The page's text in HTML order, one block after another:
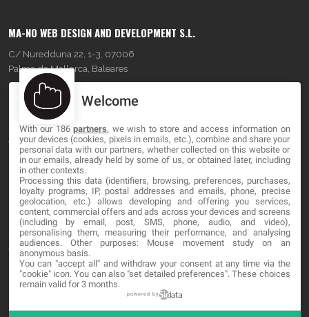
MA-NO WEB DESIGN AND DEVELOPMENT S.L.
C/ Nuredduna 22, 1-3, 07006
Palma de Mallorca, Baleares
OUR COMPANY
About
Blog
Contact
LEGAL
Terminos y Condiciones
Política de Privacidad
Welcome
With our 186partners, we wish to store and access information on
your devices (cookies, pixels in emails, etc.), combine and share your
personal data with our partners, whether collected on this website or
in our emails, already held by some of us, or obtained later, including
in other contexts.
Processing this data (identifiers, browsing, preferences, purchases,
loyalty programs, IP, postal addresses and emails, phone, precise
geolocation, etc.) allows developing and offering you services,
content, commercial offers and ads across your devices and screens
(including by email, post, SMS, phone, audio, and video),
personalising them, measuring their performance, and analysing
audiences. Other purposes: Mouse movement study on an
anonymous basis.
You can "accept all" and withdraw your consent at any time via the
"cookie" icon. You can also "set detailed preferences". These choices
remain valid for 3 months.
powered by